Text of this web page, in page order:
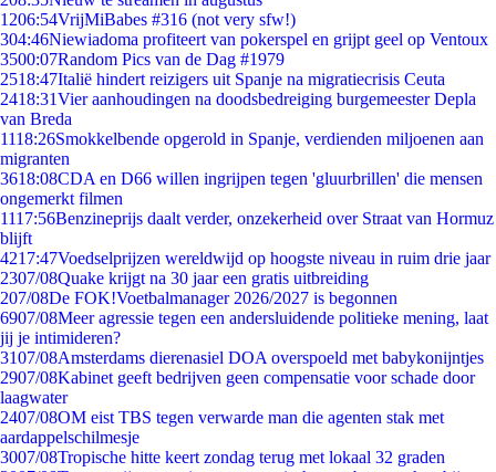
1206:54VrijMiBabes #316 (not very sfw!)
304:46Niewiadoma profiteert van pokerspel en grijpt geel op Ventoux
3500:07Random Pics van de Dag #1979
2518:47Italië hindert reizigers uit Spanje na migratiecrisis Ceuta
2418:31Vier aanhoudingen na doodsbedreiging burgemeester Depla
van Breda
1118:26Smokkelbende opgerold in Spanje, verdienden miljoenen aan
migranten
3618:08CDA en D66 willen ingrijpen tegen 'gluurbrillen' die mensen
ongemerkt filmen
1117:56Benzineprijs daalt verder, onzekerheid over Straat van Hormuz
blijft
4217:47Voedselprijzen wereldwijd op hoogste niveau in ruim drie jaar
2307/08Quake krijgt na 30 jaar een gratis uitbreiding
207/08De FOK!Voetbalmanager 2026/2027 is begonnen
6907/08Meer agressie tegen een andersluidende politieke mening, laat
jij je intimideren?
3107/08Amsterdams dierenasiel DOA overspoeld met babykonijntjes
2907/08Kabinet geeft bedrijven geen compensatie voor schade door
laagwater
2407/08OM eist TBS tegen verwarde man die agenten stak met
aardappelschilmesje
3007/08Tropische hitte keert zondag terug met lokaal 32 graden